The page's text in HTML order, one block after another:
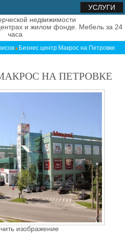
УСЛУГИ
недвижимости
и жилом фонде. Мебель за 24
часа
Бизнес центр Макрос на Петровке
НА ПЕТРОВКЕ
изображение